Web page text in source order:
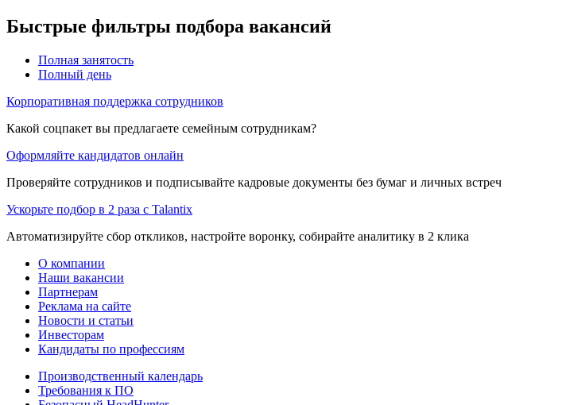
Быстрые фильтры подбора вакансий
Полная занятость
Полный день
Корпоративная поддержка сотрудников
Какой соцпакет вы предлагаете семейным сотрудникам?
Оформляйте кандидатов онлайн
Проверяйте сотрудников и подписывайте кадровые документы без бумаг и личных встреч
Ускорьте подбор в 2 раза с Talantix
Автоматизируйте сбор откликов, настройте воронку, собирайте аналитику в 2 клика
О компании
Наши вакансии
Партнерам
Реклама на сайте
Новости и статьи
Инвесторам
Кандидаты по профессиям
Производственный календарь
Требования к ПО